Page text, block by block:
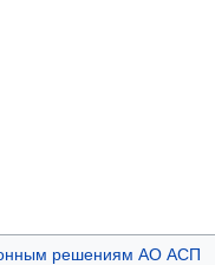
решениям АО АСП